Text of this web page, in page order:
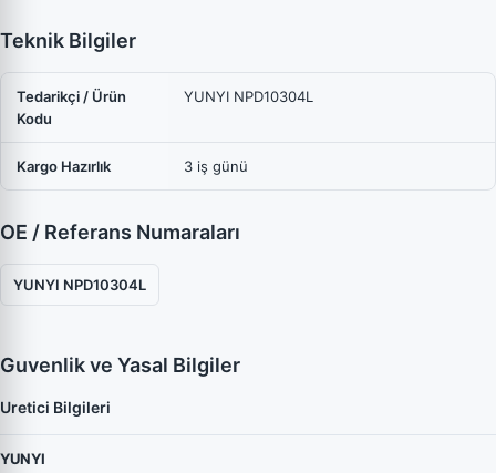
Teknik Bilgiler
Tedarikçi / Ürün
Kodu
YUNYI NPD10304L
Kargo Hazırlık 3 iş günü
OE / Referans Numaraları
YUNYI NPD10304L
Guvenlik ve Yasal Bilgiler
Uretici Bilgileri
YUNYI